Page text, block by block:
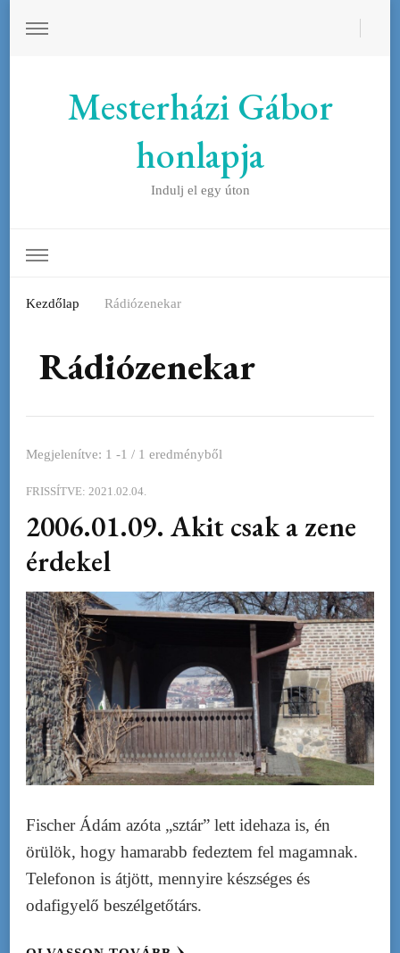
Mesterházi Gábor
honlapja
Indulj el egy úton
Kezdőlap Rádiózenekar
Rádiózenekar
Megjelenítve: 1 -1 / 1 eredményből
FRISSÍTVE: 2021.02.04.
2006.01.09. Akit csak a zene
érdekel
Fischer Ádám azóta „sztár” lett idehaza is, én
örülök, hogy hamarabb fedeztem fel magamnak.
Telefonon is átjött, mennyire készséges és
odafigyelő beszélgetőtárs.